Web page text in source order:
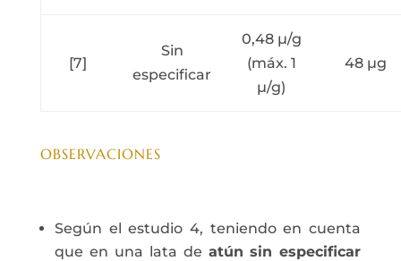
[7]
Sin
especificar
0,48 µ/g
(máx. 1
µ/g)
48 µg
OBSERVACIONES
Según el estudio 4, teniendo en cuenta
que en una lata deatún sin especificar